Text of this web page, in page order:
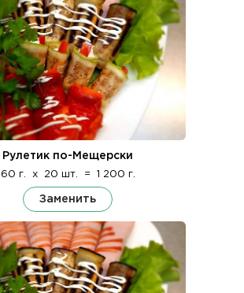
Рулетик по-Мещерски
60 г. x 20 шт. = 1 200 г.
Заменить